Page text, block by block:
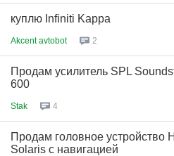
куплю Infiniti Kappa
Akcent avtobot 2
Продам усилитель SPL
600
Stak 4
Продам головное устройство
Solaris c навигацией